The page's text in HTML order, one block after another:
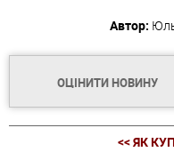
Автор:
ОЦІНИТИ НОВИНУ
<< ЯК